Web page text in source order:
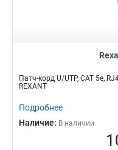
Патч-корд U/UTP, CAT 5e,
REXANT
Подробнее
Наличие: В наличии